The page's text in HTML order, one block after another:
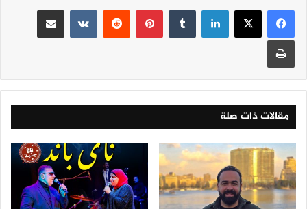
لينكدإن بينتيريست
مقالات ذات صلة